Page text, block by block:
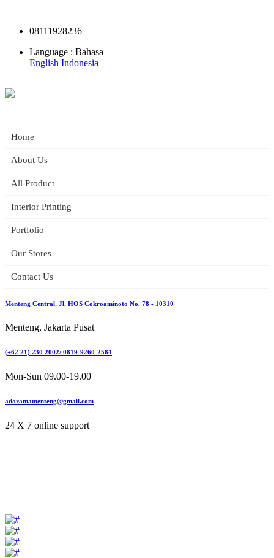
08111928236
Language : Bahasa
English Indonesia
Home
About Us
All Product
Interior Printing
Portfolio
Our Stores
Contact Us
Menteng Central, Jl. HOS Cokroaminoto No. 78 - 10310
Menteng, Jakarta Pusat
(+62 21) 230 2002/ 0819-9260-2584
Mon-Sun 09.00-19.00
adoramamenteng@gmail.com
24 X 7 online support